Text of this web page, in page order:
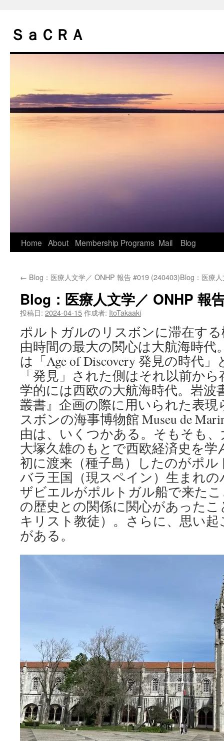
テ
ン
プ
ＳａＣＲＡ
Home About Membership Programs Mail Blog
← Blog：医療人文学／ ONHP 報告 #019 (240403)Blog：医療
Blog：医療人文学／ ONHP 報
投稿日: 2024-04-15作成者: ItoTakaaki
ポルトガルのリスボンに滞在す
由時間の最大の関心は大航海時代
は「Age of Discovery 発見の時代
「発見」された側はそれ以前か
学的には西欧の大航海時代。岩波
叢書』企画の際に用いられた表
スボンの海事博物館 Museu de
由は、いくつかある。そもそも
大塚久雄のもとで西欧経済史を
初に渡来（種子島）したのがポ
バラ王国（現スペイン）生まれ
ザビエルがポルトガル船で来た
の歴史との関係に関心があった
キリスト教徒）。さらに、思い
がある。